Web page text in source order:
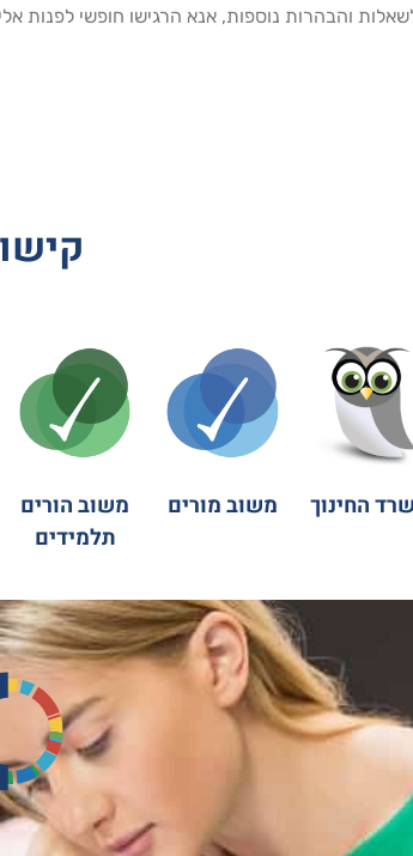
והבהרות נוספות, אנא הרגישו חופשי לפנות
החינוך משוב מורים
משוב הורים
תלמידים